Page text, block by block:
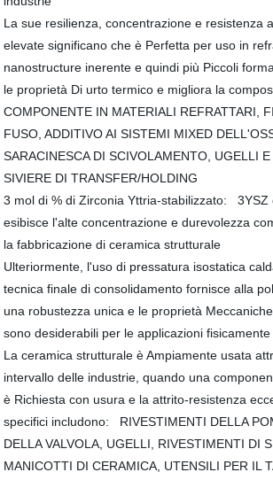
La sue resilienza, concentrazione e resistenza
elevate significano che è Perfetta per uso in
nanostructure inerente e quindi più Piccoli
le proprietà Di urto termico e migliora la
COMPONENTE IN MATERIALI REFRATTARI,
FUSO, ADDITIVO AI SISTEMI MIXED
SARACINESCA DI SCIVOLAMENTO, UGELLI
SIVIERE DI TRANSFER/HOLDING
3 mol di % di Zirconia Yttria-stabilizzato: 3YSZ
esibisce l'alte concentrazione e durevolezza
la fabbricazione di ceramica strutturale
Ulteriormente, l'uso di pressatura isostatica
tecnica finale di consolidamento fornisce alla
una robustezza unica e le proprietà
sono desiderabili per le applicazioni
La ceramica strutturale è Ampiamente usata
intervallo delle industrie, quando una
è Richiesta con usura e la attrito-resistenza
specifici includono: RIVESTIMENTI DELLA
DELLA VALVOLA, UGELLI, RIVESTIMENTI DI
MANICOTTI DI CERAMICA, UTENSILI PER IL